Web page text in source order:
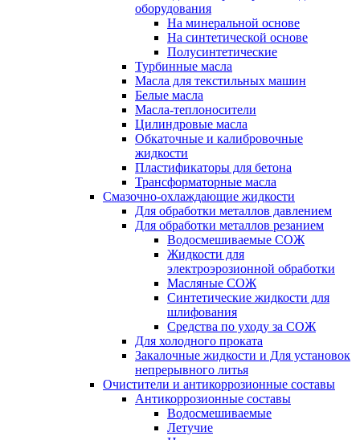
оборудования
На минеральной основе
На синтетической основе
Полусинтетические
Турбинные масла
Масла для текстильных машин
Белые масла
Масла-теплоносители
Цилиндровые масла
Обкаточные и калибровочные
жидкости
Пластификаторы для бетона
Трансформаторные масла
Смазочно-охлаждающие жидкости
Для обработки металлов давлением
Для обработки металлов резанием
Водосмешиваемые СОЖ
Жидкости для
электроэрозионной обработки
Масляные СОЖ
Синтетические жидкости для
шлифования
Средства по уходу за СОЖ
Для холодного проката
Закалочные жидкости и Для установок
непрерывного литья
Очистители и антикоррозионные составы
Антикоррозионные составы
Водосмешиваемые
Летучие